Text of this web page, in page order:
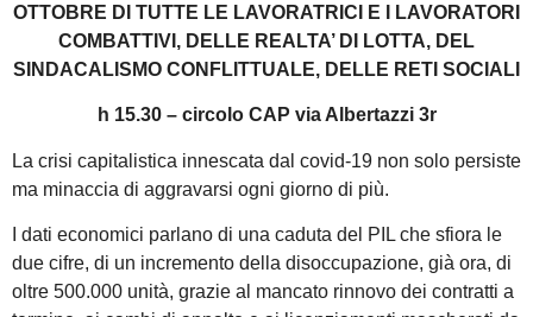
OTTOBRE DI TUTTE LE LAVORATRICI E I LAVORATORI
COMBATTIVI, DELLE REALTA’ DI LOTTA, DEL
SINDACALISMO CONFLITTUALE, DELLE RETI SOCIALI
h 15.30 – circolo CAP via Albertazzi 3r
La crisi capitalistica innescata dal covid-19 non solo persiste
ma minaccia di aggravarsi ogni giorno di più.
I dati economici parlano di una caduta del PIL che sfiora le
due cifre, di un incremento della disoccupazione, già ora, di
oltre 500.000 unità, grazie al mancato rinnovo dei contratti a